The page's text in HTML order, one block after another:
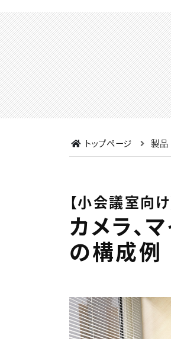
トップページ 製品
【小会議室向
カメラ、
の構成例